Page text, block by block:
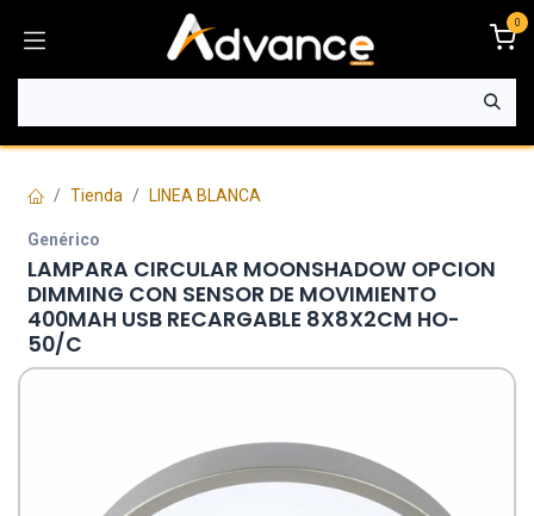
0
Tienda LINEA BLANCA
Genérico
LAMPARA CIRCULAR MOONSHADOW OPCION
DIMMING CON SENSOR DE MOVIMIENTO
400MAH USB RECARGABLE 8X8X2CM HO-
50/C